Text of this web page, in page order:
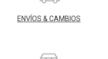
ENVÍOS & CAMBIOS